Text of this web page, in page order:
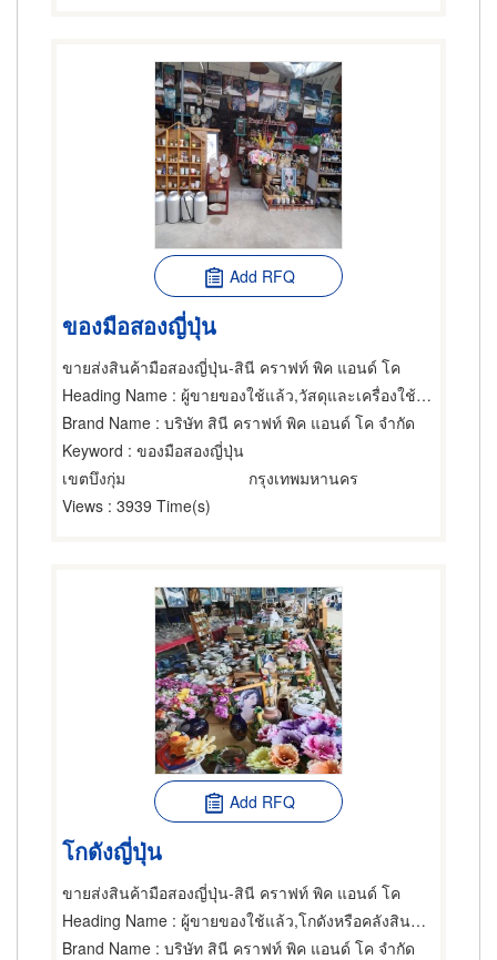
Add RFQ
ของมือสองญี่ปุ่น
ขายส่งสินค้ามือสองญี่ปุ่น-สินี คราฟท์ พิค แอนด์ โค
Heading Name : ผู้ขายของใช้แล้ว,วัสดุและเครื่องใช้ตกแต่ง,ขายส่งเสื้อผ้า
Brand Name : บริษัท สินี คราฟท์ พิค แอนด์ โค จำกัด
Keyword : ของมือสองญี่ปุ่น
เขตบึงกุ่ม
กรุงเทพมหานคร
Views : 3939 Time(s)
Add RFQ
โกดังญี่ปุ่น
ขายส่งสินค้ามือสองญี่ปุ่น-สินี คราฟท์ พิค แอนด์ โค
Heading Name : ผู้ขายของใช้แล้ว,โกดังหรือคลังสินค้า,ขายส่งเสื้อผ้า
Brand Name : บริษัท สินี คราฟท์ พิค แอนด์ โค จำกัด